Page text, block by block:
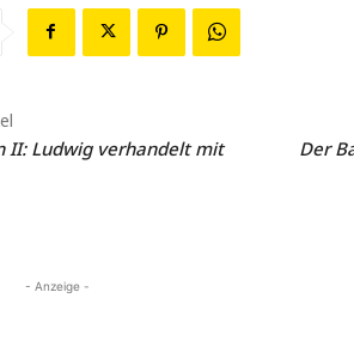
II: Ludwig verhandelt mit
Der
- Anzeige -